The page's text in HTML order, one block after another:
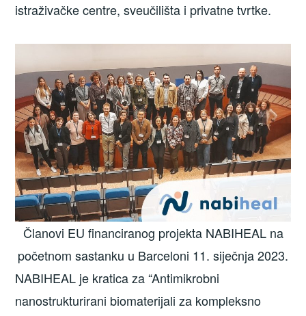
istraživačke centre, sveučilišta i privatne tvrtke.
Članovi EU financiranog projekta NABIHEAL na
početnom sastanku u Barceloni 11. siječnja 2023.
NABIHEAL je kratica za “Antimikrobni
nanostrukturirani biomaterijali za kompleksno